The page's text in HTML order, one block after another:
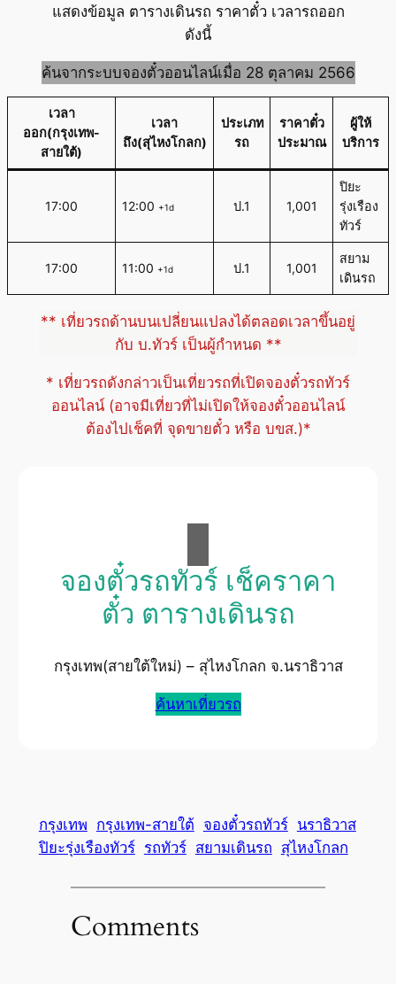
แสดงข้อมูล ตารางเดินรถ ราคาตั๋ว เวลารถออก
ดังนี้
ค้นจากระบบจองตั๋วออนไลน์เมื่อ 28 ตุลาคม 2566
เวลา
ออก(กรุงเทพ-
สายใต้)
เวลา
ถึง(สุไหงโกลก)
ประเภท
รถ
ราคาตั๋ว
ประมาณ
ผู้ให้
บริการ
17:00 12:00 +1d ป.1 1,001
ปิยะ
รุ่งเรือง
ทัวร์
17:00 11:00 +1d ป.1 1,001
สยาม
เดินรถ
** เที่ยวรถด้านบนเปลี่ยนแปลงได้ตลอดเวลาขึ้นอยู่
กับ บ.ทัวร์ เป็นผู้กำหนด **
* เที่ยวรถดังกล่าวเป็นเที่ยวรถที่เปิดจองตั๋วรถทัวร์
ออนไลน์ (อาจมีเที่ยวที่ไม่เปิดให้จองตั๋วออนไลน์
ต้องไปเช็คที่ จุดขายตั๋ว หรือ บขส.)*
จองตั๋วรถทัวร์ เช็คราคา
ตั๋ว ตารางเดินรถ
กรุงเทพ(สายใต้ใหม่) – สุไหงโกลก จ.นราธิวาส
ค้นหาเที่ยวรถ
กรุงเทพ กรุงเทพ-สายใต้ จองตั๋วรถทัวร์ นราธิวาส
ปิยะรุ่งเรืองทัวร์ รถทัวร์ สยามเดินรถ สุไหงโกลก
Comments